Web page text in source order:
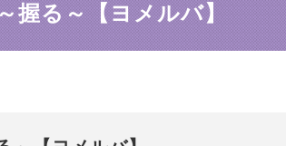
握る～【ヨメルバ】